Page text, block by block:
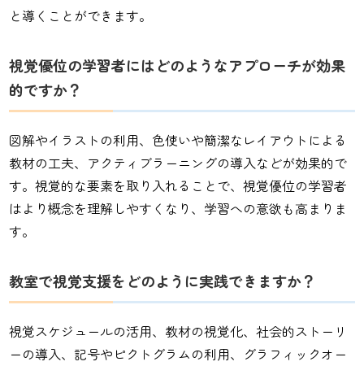
と導くことができます。
視覚優位の学習者にはどのようなアプローチが効果
的ですか？
図解やイラストの利用、色使いや簡潔なレイアウトによる
教材の工夫、アクティブラーニングの導入などが効果的で
す。視覚的な要素を取り入れることで、視覚優位の学習者
はより概念を理解しやすくなり、学習への意欲も高まりま
す。
教室で視覚支援をどのように実践できますか？
視覚スケジュールの活用、教材の視覚化、社会的ストーリ
ーの導入、記号やピクトグラムの利用、グラフィックオー